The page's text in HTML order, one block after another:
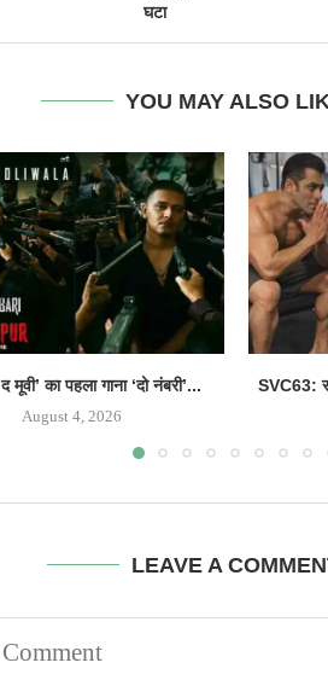
घटा
YOU MAY ALSO
द मूवी’ का पहला गाना ‘दो नंबरी’...
August 4, 2026
SVC63:
LEAVE A